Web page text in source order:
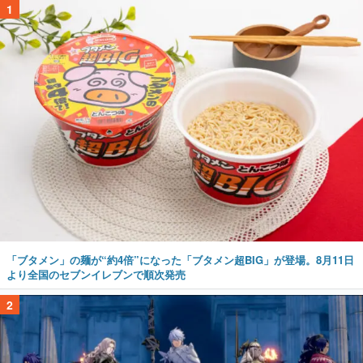
1
「ブタメン」の麺が“約4倍”になった「ブタメン超BIG」が登場。8月11日
より全国のセブンイレブンで順次発売
2